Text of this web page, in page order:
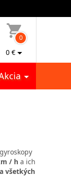
0
0 €
/ h a ich
všetkých